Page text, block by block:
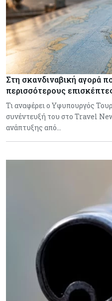
Στη σκανδιναβική αγορά
περισσότερους
Τι αναφέρει ο Υφυπουργός
συνέντευξή του στο Travel
ανάπτυξης από…